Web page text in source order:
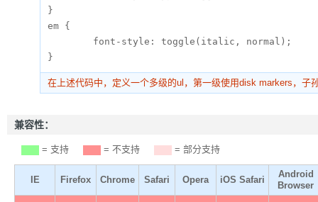
}
em {
}
在上述代码中，定义一个多级的ul，第一级使用disk markers，子
兼容性：
= 支持 = 不支持 = 部分支持
IE Firefox Chrome Safari Opera iOS Safari
Android
Browser